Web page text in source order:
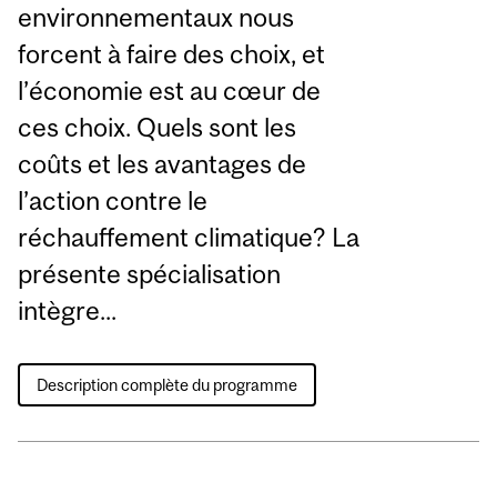
environnementaux nous
forcent à faire des choix, et
l’économie est au cœur de
ces choix. Quels sont les
coûts et les avantages de
l’action contre le
réchauffement climatique? La
présente spécialisation
intègre...
Description complète du programme